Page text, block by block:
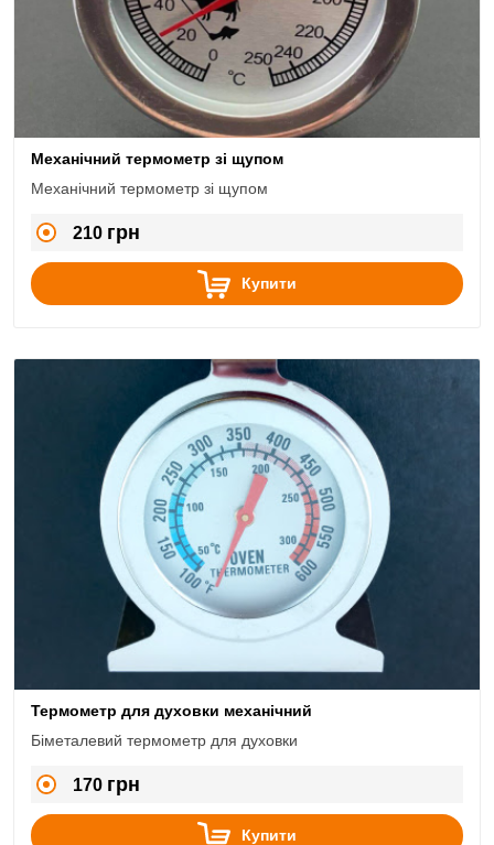
Механічний термометр зі щупом
Механічний термометр зі щупом
210 грн
Купити
Термометр для духовки механічний
Біметалевий термометр для духовки
170 грн
Купити